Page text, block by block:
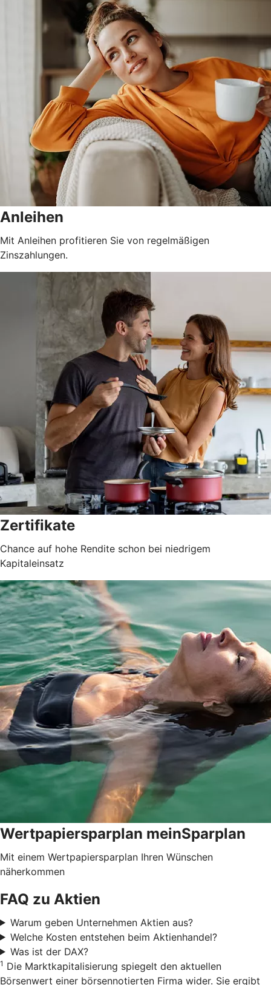
Anleihen
Mit Anleihen profitieren Sie von regelmäßigen
Zinszahlungen.
Zertifikate
Chance auf hohe Rendite schon bei niedrigem
Kapitaleinsatz
Wertpapiersparplan meinSparplan
Mit einem Wertpapiersparplan Ihren Wünschen
näherkommen
FAQ zu Aktien
Warum geben Unternehmen Aktien aus?
Welche Kosten entstehen beim Aktienhandel?
Was ist der DAX?
1 Die Marktkapitalisierung spiegelt den aktuellen
Börsenwert einer börsennotierten Firma wider. Sie ergibt